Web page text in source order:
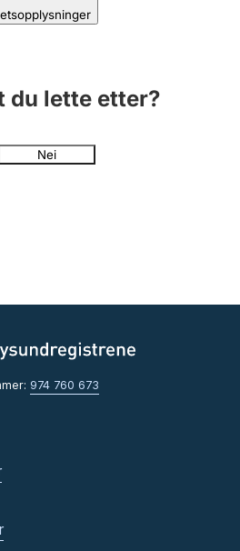
du lette etter?
Nei
974 760 673